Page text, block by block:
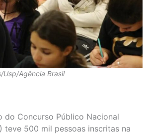
Usp/Agência Brasil
do Concurso Público Nacional
teve 500 mil pessoas inscritas na